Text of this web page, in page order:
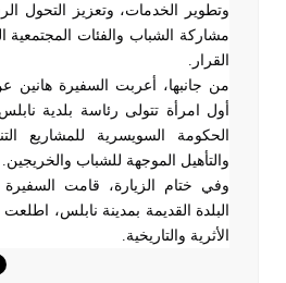
وتطوير الخدمات، وتعزيز التحول
مشاركة الشباب والفئات المجتمعية
القرار .
من جانبها، أعربت السفيرة هانين
أول امرأة تتولى رئاسة بلدية
الحكومة السويسرية للمشاريع
والتأهيل الموجهة للشباب والخريجين.
وفي ختام الزيارة، قامت
البلدة القديمة بمدينة نابلس، اطلعت
الأثرية والتاريخية.